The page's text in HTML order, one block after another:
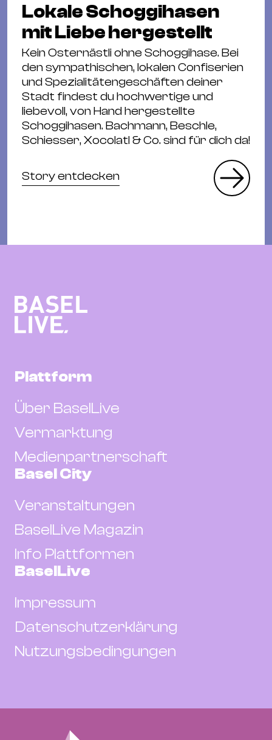
Lokale Schoggihasen
mit Liebe hergestellt
Kein Osternästli ohne Schoggihase. Bei
den sympathischen, lokalen Confiserien
und Spezialitätengeschäften deiner
Stadt findest du hochwertige und
liebevoll, von Hand hergestellte
Schoggihasen. Bachmann, Beschle,
Schiesser, Xocolatl & Co. sind für dich da!
Story entdecken
Plattform
Über BaselLive
Vermarktung
Medienpartnerschaft
Basel City
Veranstaltungen
BaselLive Magazin
Info Plattformen
BaselLive
Impressum
Datenschutzerklärung
Nutzungsbedingungen